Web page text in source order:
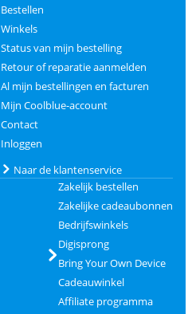
Bestellen
Winkels
Status van mijn bestelling
Retour of reparatie aanmelden
Al mijn bestellingen en facturen
Mijn Coolblue-account
Contact
Inloggen
Naar de klantenservice
Zakelijk bestellen
Zakelijke cadeaubonnen
Bedrijfswinkels
Digisprong
Bring Your Own Device
Cadeauwinkel
Affiliate programma